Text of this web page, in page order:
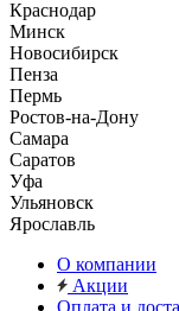
Краснодар
Минск
Новосибирск
Пенза
Пермь
Ростов-на-Дону
Самара
Саратов
Уфа
Ульяновск
Ярославль
О компании
Акции
Оплата и